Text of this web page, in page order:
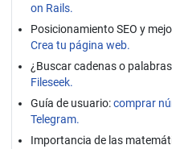
on Rails.
Posicionamiento SEO y
Crea tu página web.
¿Buscar cadenas o
Fileseek.
Guía de usuario:comprar
Telegram.
Importancia de las